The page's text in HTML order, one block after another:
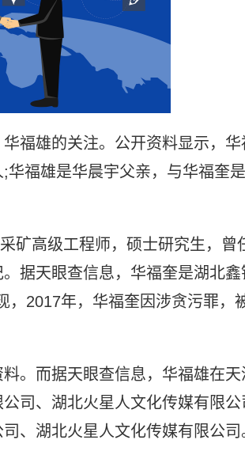
福雄的关注。公开资料显示，
福雄是华晨宇父亲，与华福奎
矿高级工程师，硕士研究生，曾
据天眼查信息，华福奎是湖北
2017年，华福奎因涉贪污罪，
。而据天眼查信息，华福雄在
司、湖北火星人文化传媒有限
、湖北火星人文化传媒有限公司